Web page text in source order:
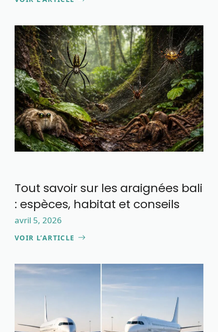
Tout savoir sur les araignées bali
: espèces, habitat et conseils
avril 5, 2026
VOIR L’ARTICLE